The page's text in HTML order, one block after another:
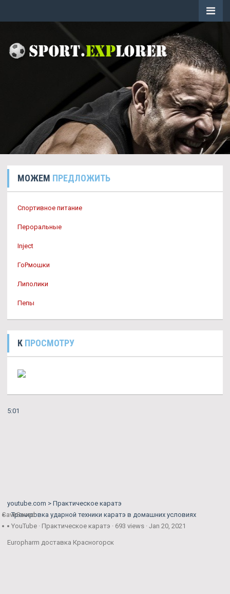
МОЖЕМ ПРЕДЛОЖИТЬ
Спортивное питание
Пероральные
Inject
ГоРмошки
Липолики
Пепы
К ПРОСМОТРУ
5:01
youtube.com > Практическое каратэ
Тренировка ударной техники каратэ в домашних условиях
YouTube · Практическое каратэ · 693 views · Jan 20, 2021
SaveSaved
Europharm доставка Красногорск